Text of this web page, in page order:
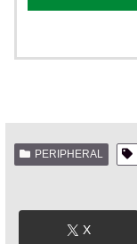
PERIPHERAL
X